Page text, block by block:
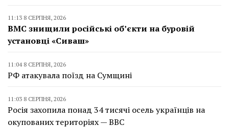
11:13 8 СЕРПНЯ, 2026
ВМС знищили російські об’єкти на буровій
установці «Сиваш»
11:04 8 СЕРПНЯ, 2026
РФ атакувала поїзд на Сумщині
11:03 8 СЕРПНЯ, 2026
Росія захопила понад 34 тисячі осель українців на
окупованих територіях — BBC